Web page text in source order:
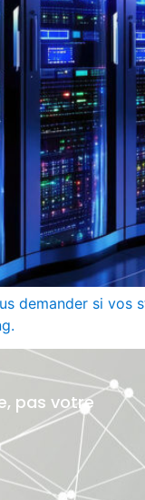
demander si vos
pas votre